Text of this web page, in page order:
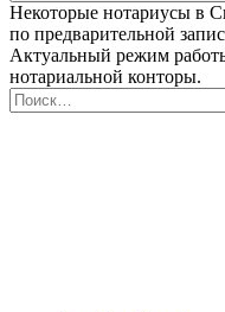
Некоторые нотариусы в
по предварительной
Актуальный режим
нотариальной конторы.